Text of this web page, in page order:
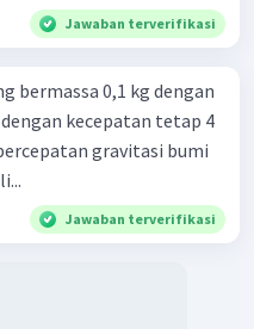
Jawaban terverifikasi
bermassa 0,1 kg dengan
kecepatan tetap 4
gravitasi bumi
Jawaban terverifikasi